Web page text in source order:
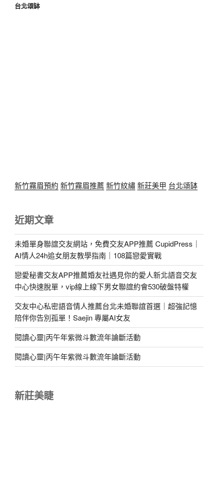
台北頌缽
新竹霧眉預約 新竹霧眉推薦 新竹紋繡新莊美甲 台北頌缽
近期文章
未婚單身聯誼交友網站，免費交友APP推薦 CupidPress｜
AI情人24h追女朋友教學指南｜108篇戀愛實戰
戀愛秘書交友APP推薦婚友社遇見你的愛人新北語音交友
中心快速脫單，vip線上線下男女聯誼約會530破盤特權
交友中心私密語音情人推薦台北未婚聯誼首選｜超強記憶
陪伴你告別孤單！Saejin 專屬AI女友
閱讀心靈|丙午年紫微斗數流年論斷活動
閱讀心靈|丙午年紫微斗數流年論斷活動
新莊美睫